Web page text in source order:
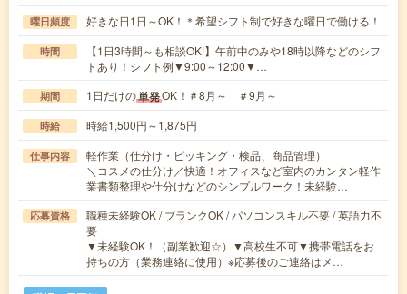
曜日頻度 好きな日1日～OK！＊希望シフト制で好きな曜日で働ける！
時間
【1日3時間～も相談OK!】午前中のみや18時以降などのシフ
トあり！シフト例▼9:00～12:00▼…
期間 1日だけの単発OK！＃8月～ ＃9月～
時給 時給1,500円～1,875円
仕事内容
軽作業（仕分け・ピッキング・検品、商品管理）
＼コスメの仕分け／快適！オフィスなど室内のカンタン軽作
業書類整理や仕分けなどのシンプルワーク！未経験…
応募資格
職種未経験OK / ブランクOK / パソコンスキル不要 / 英語力不
要
▼未経験OK！（副業歓迎☆）▼高校生不可▼携帯電話をお
持ちの方（業務連絡に使用）※応募後のご連絡はメ…